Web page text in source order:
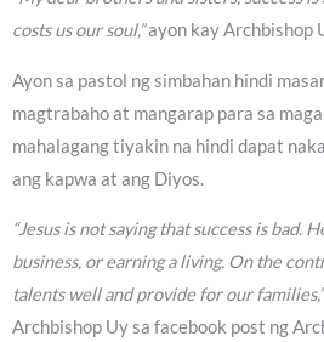
costs us our soul,”ayon kay Archbishop
Ayon sa pastol ng simbahan hindi
magtrabaho at mangarap para sa
mahalagang tiyakin na hindi dapat
ang kapwa at ang Diyos.
“Jesus is not saying that success is bad.
business, or earning a living. On the
talents well and provide for our families,”
Archbishop Uy sa facebook post ng